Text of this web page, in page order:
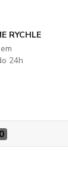
RYCHLE
24h
0